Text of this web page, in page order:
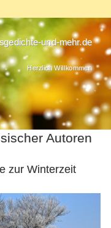
und-mehr.de
Herzlich Willkommen
Autoren
zur Winterzeit